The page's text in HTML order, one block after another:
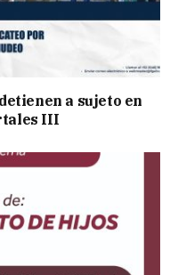
a sujeto en
III